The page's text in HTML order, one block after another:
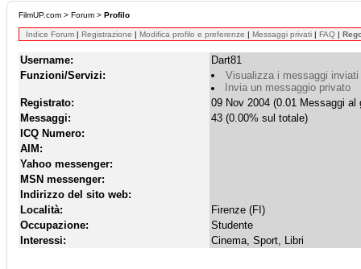
FilmUP.com > Forum > Profilo
Indice Forum | Registrazione | Modifica profilo e preferenze | Messaggi privati | FAQ |
Username:
Dart81
Funzioni/Servizi:
Visualizza i messaggi
Invia un messaggio privato
Registrato:
09 Nov 2004 (0.01 Messaggi al
Messaggi:
43 (0.00% sul totale)
ICQ Numero:
AIM:
Yahoo messenger:
MSN messenger:
Indirizzo del sito web:
Località:
Firenze (FI)
Occupazione:
Studente
Interessi:
Cinema, Sport, Libri